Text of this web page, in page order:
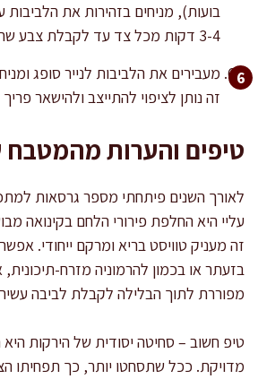
בועות), מניחים בזהירות את הלביבות
3-4 דקות מכל צד עד לקבלת צבע שחום-זהוב.
זה נותן לציפוי להתייצב ולהישאר
טיפים והערות מהמטבח
לאורך השנים פיתחתי מספר גרסאות
עליי היא החלפת פירורי הלחם בקינואה
זה מעניק טוויסט בריא ומרקם ייחודי.
בזעתר או בכמון להרמוניה מזרח-
מפוררת לתוך הבלילה לקבלת לביבה
טיפ חשוב – סחיטה יסודית של הירקות
מדויקת. ככל שתסחטו יותר, כך תפחיתו